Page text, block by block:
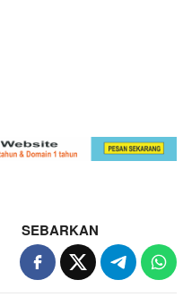
SEBARKAN